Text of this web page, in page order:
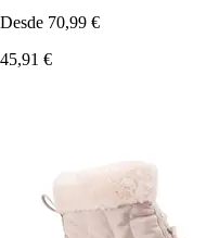
Desde 70,99 €
45,91 €